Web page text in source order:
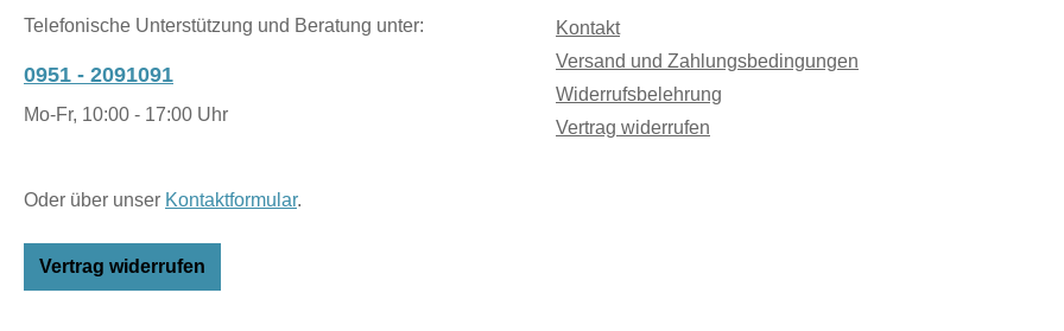
Telefonische Unterstützung und Beratung unter:
0951 - 2091091
Mo-Fr, 10:00 - 17:00 Uhr
Oder über unser Kontaktformular.
Vertrag widerrufen
Kontakt
Versand und Zahlungsbedingungen
Widerrufsbelehrung
Vertrag widerrufen